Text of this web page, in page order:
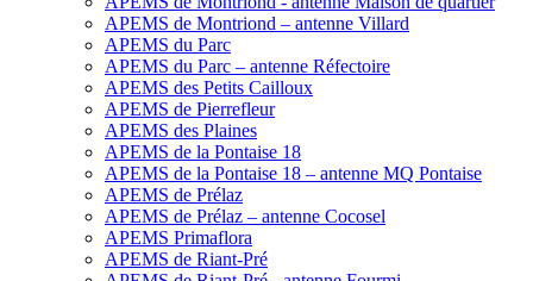
APEMS de Montriond – antenne Villard
APEMS du Parc
APEMS du Parc – antenne Réfectoire
APEMS des Petits Cailloux
APEMS de Pierrefleur
APEMS des Plaines
APEMS de la Pontaise 18
APEMS de la Pontaise 18 – antenne MQ Pontaise
APEMS de Prélaz
APEMS de Prélaz – antenne Cocosel
APEMS Primaflora
APEMS de Riant-Pré